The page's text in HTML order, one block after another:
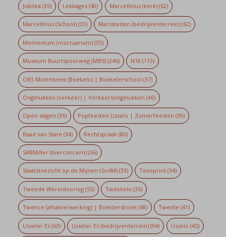
Jubilea (35) Lekkages (40) Marcellinus (kerk)(62)
Marcellinus (School)(33) Marssteden (bedrijventerrein) (62)
Momentum (mortuarium)(35)
Museum Buurtspoorweg (MBS)(246) N18 (113)
OBS Molenbeek (Boekelo) | Boekelerschool (37)
Ongelukken (verkeer) | Verkeersongelukken (46)
Open dagen (36) Popfeesten Usselo | Zomerfeesten (39)
Raad van State (34) Rechtspraak (80)
SABMiller (bierconcern)(36)
Staatstoezicht op de Mijnen (SodM)(33) Texoprint (34)
Tweede Wereldoorlog(55) Twekkelo (35)
Twence (afvalverwerking) | Boeldershoek(48) Twente (41)
Usseler Es(63) Usseler Es (bedrijventerrein) (94) Usselo (45)